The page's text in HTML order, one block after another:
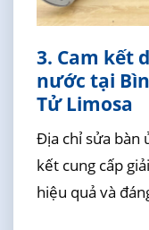
3. Cam kết
nước tại
Tử Limosa
Địa chỉ sửa bàn
kết cung cấp
hiệu quả và